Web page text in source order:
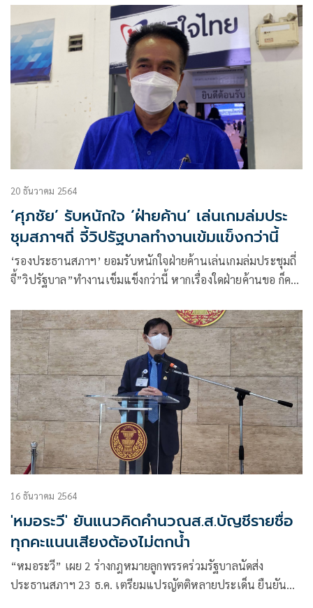
ยาก จวกสภาล่มเพราะฝ่ายค้านเล่นเกม
20 ธันวาคม 2564
‘ศุภชัย’ รับหนักใจ ‘ฝ่ายค้าน’ เล่นเกมล่มประ
ชุมสภาฯถี่ จี้วิปรัฐบาลทำงานเข้มแข็งกว่านี้
‘รองประธานสภาฯ’ ยอมรับหนักใจฝ่ายค้านเล่นเกมล่มประชุมถี่
จี้”วิปรัฐบาล”ทำงานเข็มแข็งกว่านี้ หากเรื่องใดฝ่ายค้านขอ ก็ควร
16 ธันวาคม 2564
'หมอระวี' ยันแนวคิดคำนวณส.ส.บัญชีรายชื่อ
ทุกคะแนนเสียงต้องไม่ตกน้ำ
“หมอระวี” เผย 2 ร่างกฎหมายลูกพรรคร่วมรัฐบาลนัดส่ง
ประธานสภาฯ 23 ธ.ค. เตรียมแปรญัตติหลายประเด็น ยืนยัน